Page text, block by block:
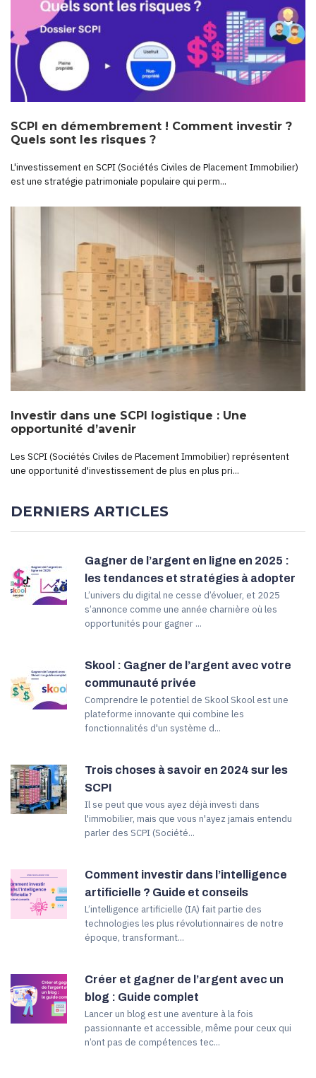
SCPI en démembrement ! Comment investir ?
Quels sont les risques ?
L'investissement en SCPI (Sociétés Civiles de Placement Immobilier)
est une stratégie patrimoniale populaire qui perm...
Investir dans une SCPI logistique : Une
opportunité d’avenir
Les SCPI (Sociétés Civiles de Placement Immobilier) représentent
une opportunité d'investissement de plus en plus pri...
DERNIERS ARTICLES
Gagner de l’argent en ligne en 2025 :
les tendances et stratégies à adopter
L’univers du digital ne cesse d’évoluer, et 2025
s’annonce comme une année charnière où les
opportunités pour gagner ...
Skool : Gagner de l’argent avec votre
communauté privée
Comprendre le potentiel de Skool Skool est une
plateforme innovante qui combine les
fonctionnalités d'un système d...
Trois choses à savoir en 2024 sur les
SCPI
Il se peut que vous ayez déjà investi dans
l'immobilier, mais que vous n'ayez jamais entendu
parler des SCPI (Société...
Comment investir dans l’intelligence
artificielle ? Guide et conseils
L’intelligence artificielle (IA) fait partie des
technologies les plus révolutionnaires de notre
époque, transformant...
Créer et gagner de l’argent avec un
blog : Guide complet
Lancer un blog est une aventure à la fois
passionnante et accessible, même pour ceux qui
n’ont pas de compétences tec...